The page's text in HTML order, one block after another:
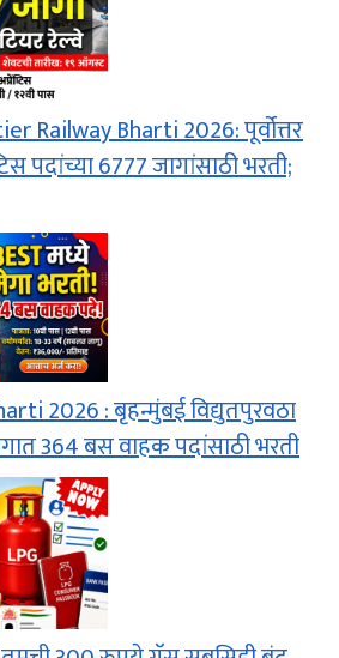
Railway Bharti 2026: पूर्वोत्तर
पदांच्या 6777 जागांसाठी भरती;
2026 : बृहन्मुंबई विद्युतपुरवठा
364 बस वाहक पदांसाठी भरती